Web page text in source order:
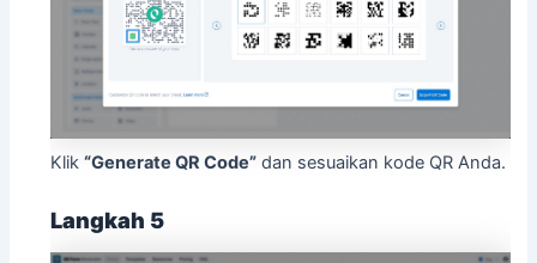
Klik“Generate QR Code” dan sesuaikan kode QR Anda.
Langkah 5